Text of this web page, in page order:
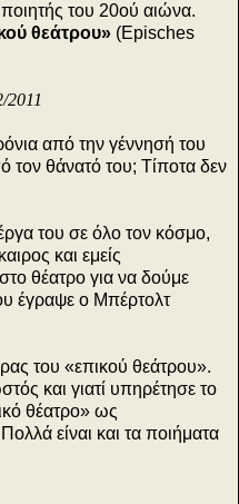
του 20ού αιώνα.
θεάτρου» (Episches
2011
από την γέννησή του
τον θάνατό του; Τίποτα δεν
του σε όλο τον κόσμο,
και εμείς
θέατρο για να δούμε
έγραψε ο Μπέρτολτ
του «επικού θεάτρου».
και γιατί υπηρέτησε το
θέατρο» ως
είναι και τα ποιήματα